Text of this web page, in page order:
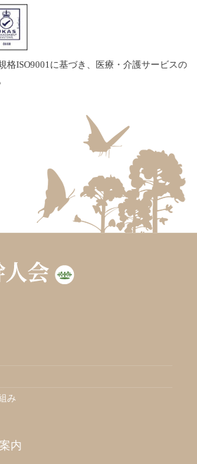
格ISO9001に基づき、医療・介護サービスの
み
内